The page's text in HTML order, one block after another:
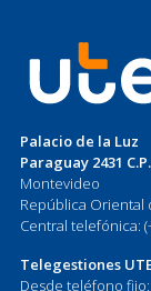
Palacio de la Luz
Paraguay 2431
Montevideo
República Oriental
Central telefónica:
Telegestiones
Desde teléfono fijo: